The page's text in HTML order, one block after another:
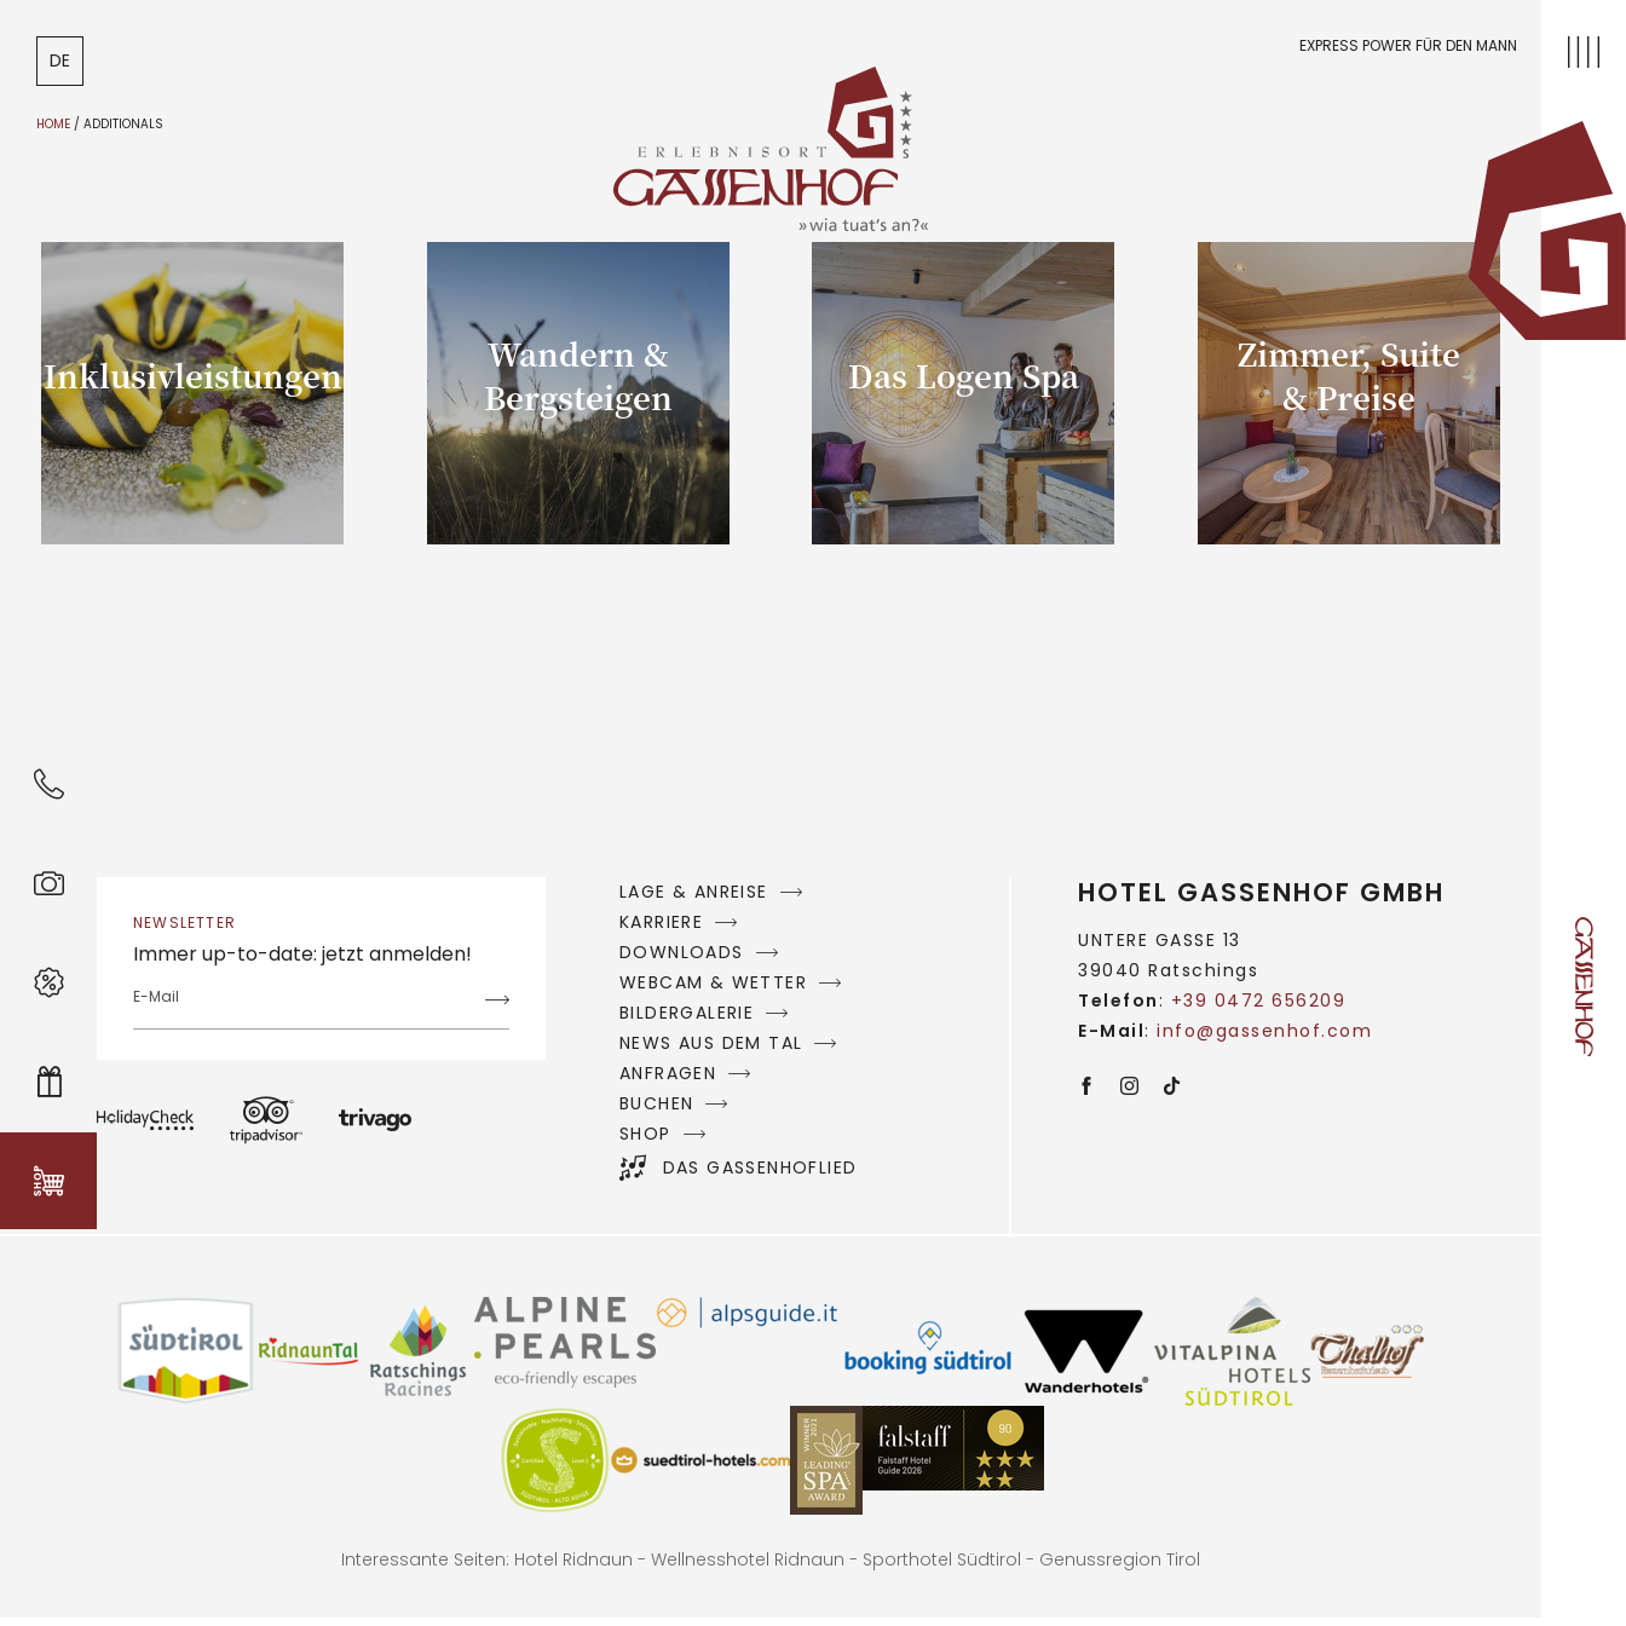
DE
HOME / ADDITIONALS
EXPRESS POWER FÜR DEN MANN
Inklusivleistungen
Wandern &
Bergsteigen
Das Logen Spa
Zimmer, Suite
& Preise
NEWSLETTER
Immer up-to-date: jetzt anmelden!
E-Mail
LAGE & ANREISE
KARRIERE
DOWNLOADS
WEBCAM & WETTER
BILDERGALERIE
NEWS AUS DEM TAL
ANFRAGEN
BUCHEN
SHOP
DAS GASSENHOFLIED
HOTEL GASSENHOF GMBH
UNTERE GASSE 13
39040 Ratschings
Telefon: +39 0472 656209
E-Mail: info@gassenhof.com
Interessante Seiten: Hotel Ridnaun - Wellnesshotel Ridnaun - Sporthotel Südtirol - Genussregion Tirol